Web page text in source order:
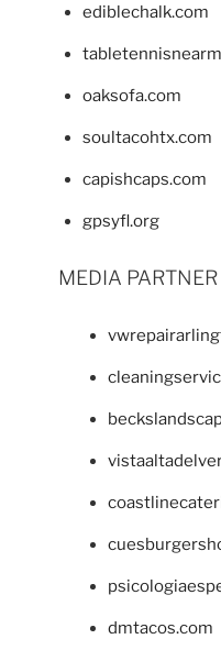
ediblechalk.com
oaksofa.com
soultacohtx.com
capishcaps.com
gpsyfl.org
MEDIA PARTNER
dmtacos.com